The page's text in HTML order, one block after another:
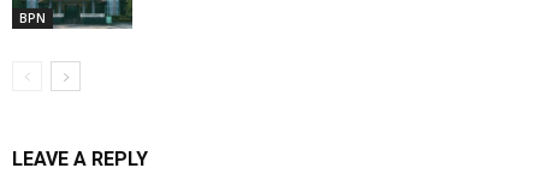
BPN
LEAVE A REPLY